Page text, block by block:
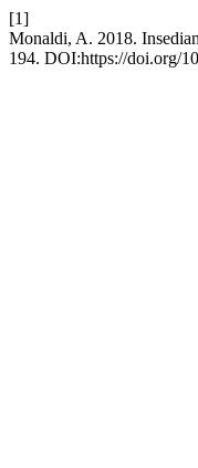
[1]
Monaldi, A. 2018.
194. DOI:https://doi.org/